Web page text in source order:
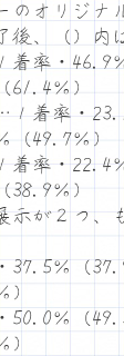
のオリジナ
後、（）内
着率・46.9
61.4％）
着率・
（49.7％）
着率・22.4
38.9％）
が２つ、
37.5％（
）
50.0％（
）